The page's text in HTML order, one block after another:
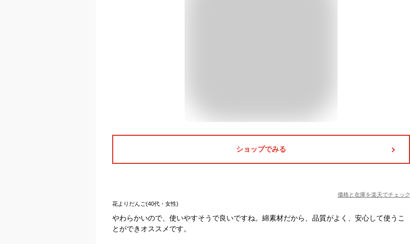
ショップでみる
価格と在庫を楽天でチェック
花よりだんご(40代・女性)
やわらかいので、使いやすそうで良いですね。綿素材だから、品質がよく、安心して使うこ
とができオススメです。